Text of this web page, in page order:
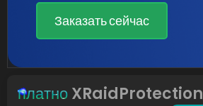
Заказать сейчас
платноXRaidProtection